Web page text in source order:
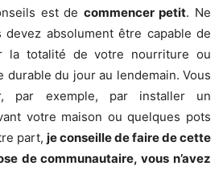
est de commencer petit. Ne
absolument être capable de
la totalité de votre nourriture ou
durable du jour au lendemain. Vous
par exemple, par installer un
votre maison ou quelques pots
part, je conseille de faire de cette
de communautaire, vous n’avez